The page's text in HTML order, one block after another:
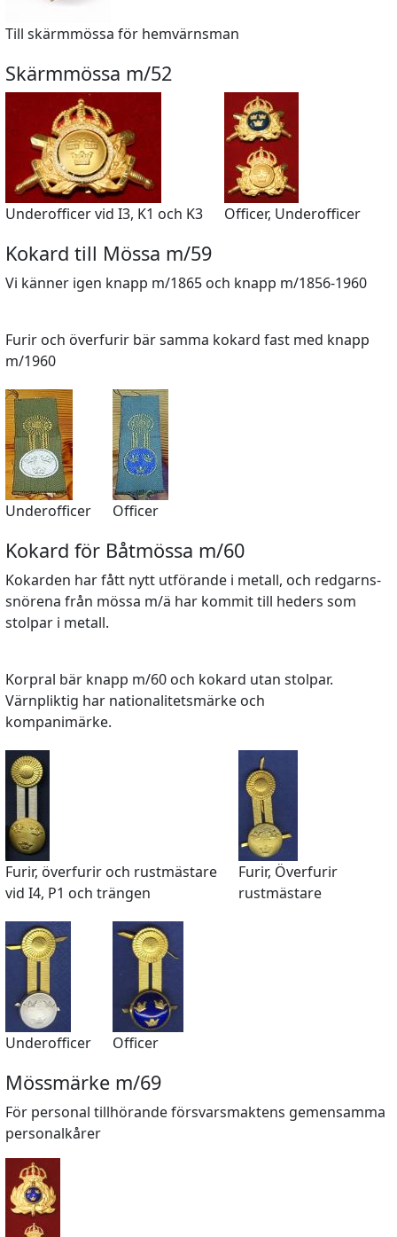
Till skärmmössa för hemvärnsman
Skärmmössa m/52
Underofficer vid I3, K1 och K3 Officer, Underofficer
Kokard till Mössa m/59
Vi känner igen knapp m/1865 och knapp m/1856-1960
Furir och överfurir bär samma kokard fast med knapp
m/1960
Underofficer Officer
Kokard för Båtmössa m/60
Kokarden har fått nytt utförande i metall, och redgarns-
snörena från mössa m/ä har kommit till heders som
stolpar i metall.
Korpral bär knapp m/60 och kokard utan stolpar.
Värnpliktig har nationalitetsmärke och
kompanimärke.
Furir, överfurir och rustmästare
vid I4, P1 och trängen
Furir, Överfurir
rustmästare
Underofficer Officer
Mössmärke m/69
För personal tillhörande försvarsmaktens gemensamma
personalkårer